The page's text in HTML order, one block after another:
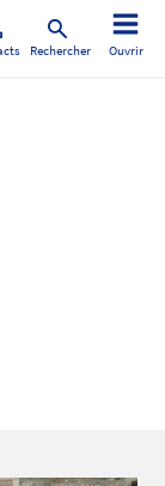
Rechercher Ouvrir